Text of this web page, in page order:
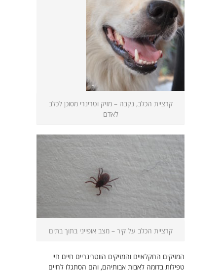
קרציית הכלב, נקבה – מזיק וטרינרי מסוכן לכלב
לאדם
קרציית הכלב על קיר – מצב אופייני בתוך בתים
המזיקים החקלאיים והמזיקים הווטרינריים חיים חיי
טפילות בדומה לאבות אבותיהם, והם הסתגלו לחיים